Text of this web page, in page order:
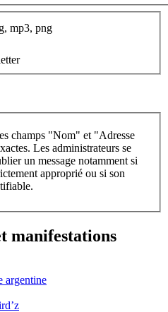
mp3, png
champs "Nom" et "Adresse
Les administrateurs se
un message notamment si
approprié ou si son
manifestations
argentine